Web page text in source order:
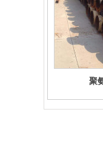
聚